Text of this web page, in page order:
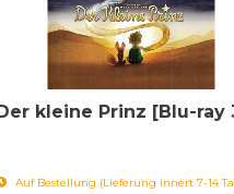
kleine Prinz [Blu-ray
Auf Bestellung (Lieferung innert 7-14